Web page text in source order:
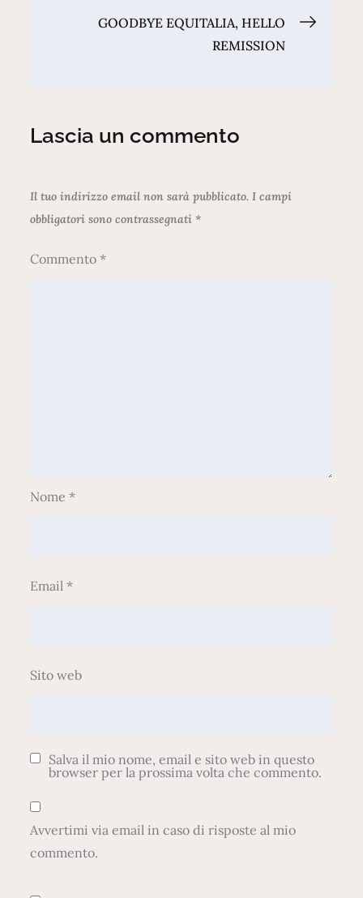
articoli
GOODBYE EQUITALIA, HELLO
REMISSION
Lascia un commento
Il tuo indirizzo email non sarà pubblicato. I campi
obbligatori sono contrassegnati *
Commento*
Nome*
Email*
Sito web
Salva il mio nome, email e sito web in questo
browser per la prossima volta che commento.
Avvertimi via email in caso di risposte al mio
commento.